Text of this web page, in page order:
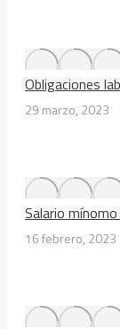
Obligaciones
29 marzo, 2023
Salario
16 febrero, 2023